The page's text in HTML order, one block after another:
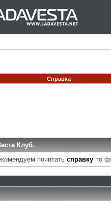
Справка
Клуб.
почитать справку по